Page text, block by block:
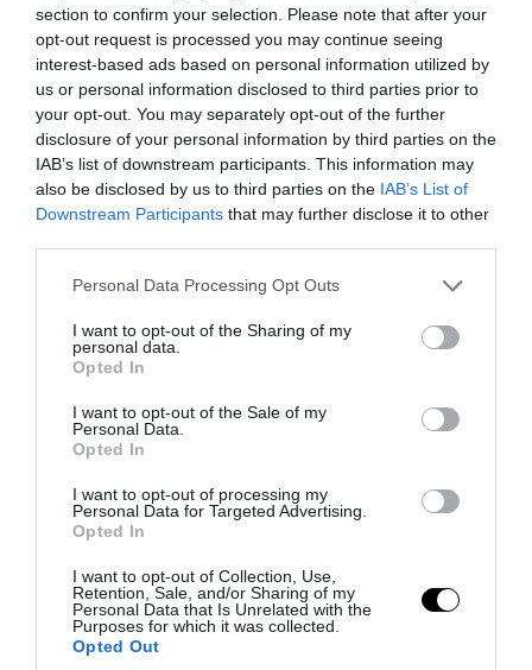
section to confirm your selection. Please note that after your
opt-out request is processed you may continue seeing
interest-based ads based on personal information utilized by
us or personal information disclosed to third parties prior to
your opt-out. You may separately opt-out of the further
disclosure of your personal information by third parties on the
IAB’s list of downstream participants. This information may
also be disclosed by us to third parties on the IAB’s List of
Downstream Participants that may further disclose it to other
Please note that this website/app uses one or more Google
not limited to your visit or usage behaviour. You may click to
grant or deny consent to Google and its third-party tags to
use your data for below specified purposes in below Google
consent section.
Personal Data Processing Opt Outs
I want to opt-out of the Sharing of my
personal data.
Opted In
I want to opt-out of the Sale of my
Personal Data.
Opted In
I want to opt-out of processing my
Personal Data for Targeted Advertising.
Opted In
I want to opt-out of Collection, Use,
Retention, Sale, and/or Sharing of my
Personal Data that Is Unrelated with the
Purposes for which it was collected.
Opted Out
05.08.2026 | 17:12
PRONEWS.GR /ΕΣΩΤΕΡΙΚΗ ΑΣΦΑΛΕΙΑ
Θεσσαλονίκη: Προθεσμία για να
απολογηθούν πήραν οι δύο Ρομά – Στο
μισό εκατ. ευρώ η ζημιά